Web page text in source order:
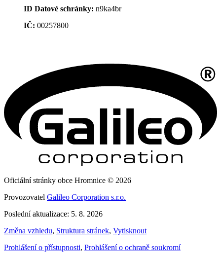
ID Datové schránky: n9ka4br
IČ: 00257800
Oficiální stránky obce Hromnice © 2026
Provozovatel Galileo Corporation s.r.o.
Poslední aktualizace: 5. 8. 2026
Změna vzhledu, Struktura stránek, Vytisknout
Prohlášení o přístupnosti, Prohlášení o ochraně soukromí